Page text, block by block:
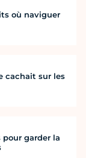
où naviguer
cachait sur les
pour garder la